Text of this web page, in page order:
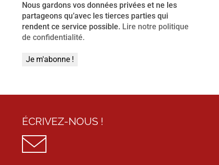
Nous gardons vos données privées et ne les
partageons qu’avec les tierces parties qui
rendent ce service possible. Lire notre politique
de confidentialité.
ÉCRIVEZ-NOUS !